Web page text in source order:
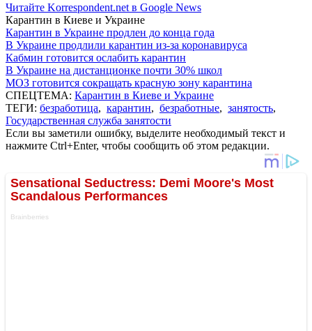
Читайте Korrespondent.net в Google News
Карантин в Киеве и Украине
Карантин в Украине продлен до конца года
В Украине продлили карантин из-за коронавируса
Кабмин готовится ослабить карантин
В Украине на дистанционке почти 30% школ
МОЗ готовится сокращать красную зону карантина
СПЕЦТЕМА: Карантин в Киеве и Украине
ТЕГИ: безработица, карантин, безработные, занятость,
Государственная служба занятости
Если вы заметили ошибку, выделите необходимый текст и
нажмите Ctrl+Enter, чтобы сообщить об этом редакции.